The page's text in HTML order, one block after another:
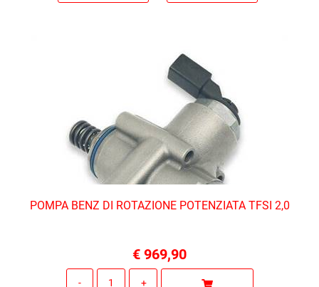
POMPA BENZ DI ROTAZIONE POTENZIATA TFSI 2,0
€ 969,90